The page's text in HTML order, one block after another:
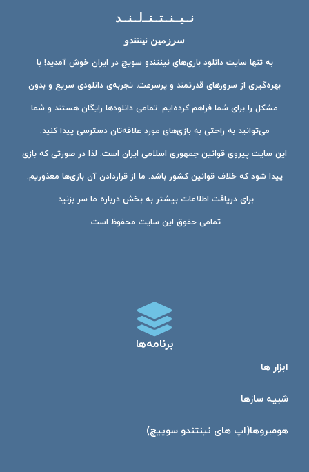
نــیــنــتــنــ‌لــنــد
سرزمین نینتندو
به تنها سایت دانلود بازی‌های نینتندو سویچ در ایران خوش آمدید! با
بهره‌گیری از سرورهای قدرتمند و پرسرعت، تجربه‌ی دانلودی سریع و بدون
مشکل را برای شما فراهم کرده‌ایم. تمامی دانلودها رایگان هستند و شما
می‌توانید به راحتی به بازی‌های مورد علاقه‌تان دسترسی پیدا کنید.
این سایت پیروی قوانین جمهوری اسلامی ایران است. لذا در صورتی که بازی
پیدا شود که خلاف قوانین کشور باشد. ما از قراردادن آن بازی‌ها معذوریم.
برای دریافت اطلاعات بیشتر به بخش درباره ما سر بزنید.
تمامی حقوق این سایت محفوظ است.
برنامه‌ها
ابزار ها
شبیه ساز‌ها
هومبرو‌ها(اپ های نینتندو سوییچ)